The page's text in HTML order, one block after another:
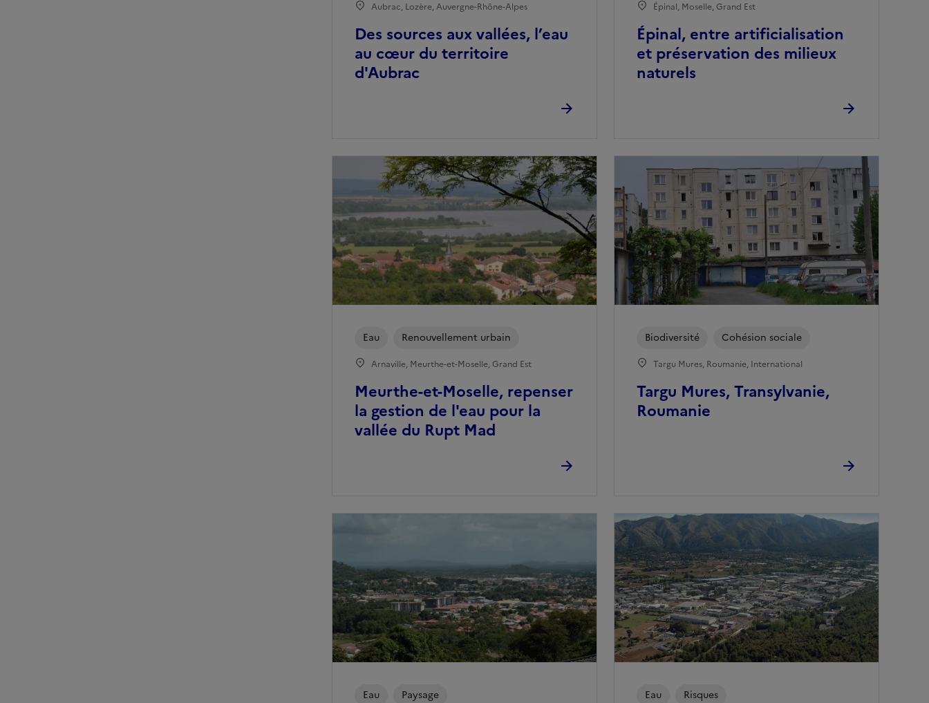
Des sources aux vallées, l’eau
au cœur du territoire
d'Aubrac
Aubrac, Lozère, Auvergne-Rhône-Alpes
Épinal, entre artificialisation
et préservation des milieux
naturels
Épinal, Moselle, Grand Est
Meurthe-et-Moselle, repenser
la gestion de l'eau pour la
vallée du Rupt Mad
Eau Renouvellement urbain
Arnaville, Meurthe-et-Moselle, Grand Est
Targu Mures, Transylvanie,
Roumanie
Biodiversité Cohésion sociale
Targu Mures, Roumanie, International
Eau Paysage Eau Risques